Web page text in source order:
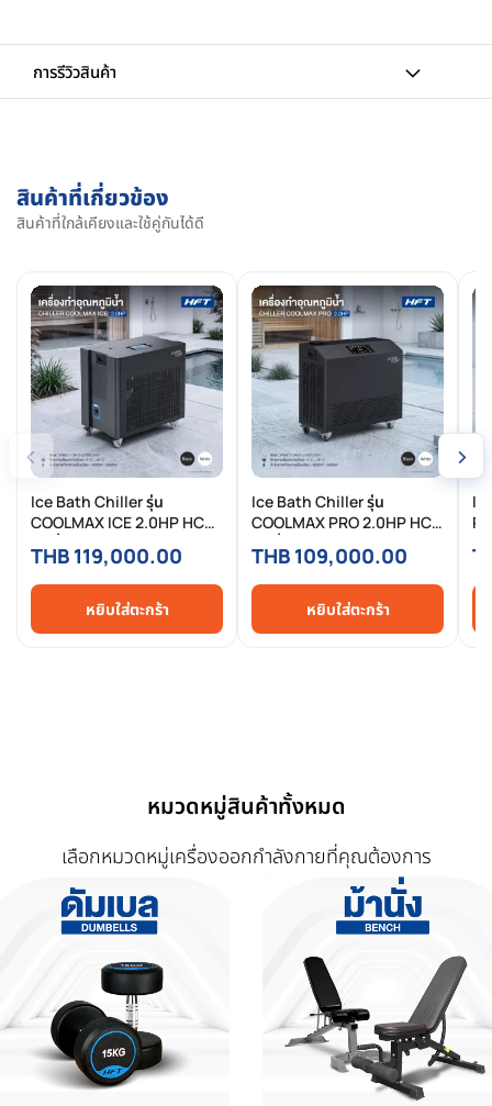
การรีวิวสินค้า
สินค้าที่เกี่ยวข้อง
สินค้าที่ใกล้เคียงและใช้คู่กันได้ดี
‹
Ice Bath Chiller รุ่น
COOLMAX ICE 2.0HP HC
(เครื่องทำความเย็น)
THB 119,000.00
หยิบใส่ตะกร้า
Ice Bath Chiller รุ่น
COOLMAX PRO 2.0HP HC
(เครื่องทำความเย็น)
THB 109,000.00
หยิบใส่ตะกร้า
›
หมวดหมู่สินค้าทั้งหมด
เลือกหมวดหมู่เครื่องออกกำลังกายที่คุณต้องการ